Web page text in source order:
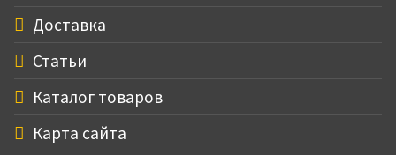
Доставка
Статьи
Каталог товаров
Карта сайта